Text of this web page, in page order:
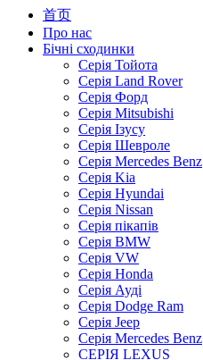
首页
Про нас
Бічні сходинки
Серія Тойота
Серія Land Rover
Серія Форд
Серія Mitsubishi
Серія Ізусу
Серія Шевроле
Серія Mercedes Benz
Серія Kia
Серія Hyundai
Серія Nissan
Серія пікапів
Серія BMW
Серія VW
Серія Honda
Серія Ауді
Серія Dodge Ram
Серія Jeep
Серія Mercedes Benz
СЕРІЯ LEXUS